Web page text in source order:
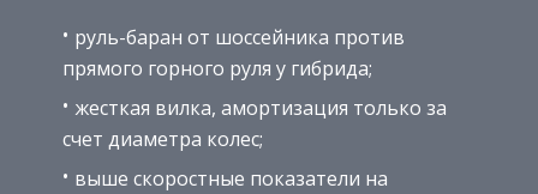
руль-баран от шоссейника против
прямого горного руля у гибрида;
жесткая вилка, амортизация только за
счет диаметра колес;
выше скоростные показатели на